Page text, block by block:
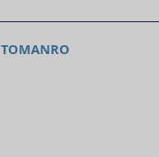
TOMANRO